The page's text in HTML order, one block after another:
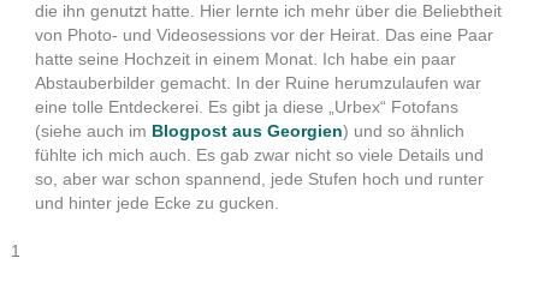
die ihn genutzt hatte. Hier lernte ich mehr über die Beliebtheit
von Photo- und Videosessions vor der Heirat. Das eine Paar
hatte seine Hochzeit in einem Monat. Ich habe ein paar
Abstauberbilder gemacht. In der Ruine herumzulaufen war
eine tolle Entdeckerei. Es gibt ja diese „Urbex“ Fotofans
(siehe auch im Blogpost aus Georgien) und so ähnlich
fühlte ich mich auch. Es gab zwar nicht so viele Details und
so, aber war schon spannend, jede Stufen hoch und runter
und hinter jede Ecke zu gucken.
1